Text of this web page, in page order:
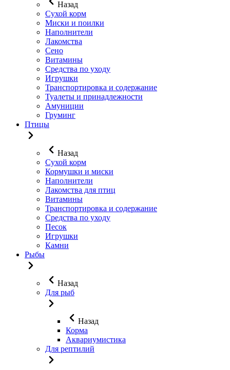
Назад
Сухой корм
Миски и поилки
Наполнители
Лакомства
Сено
Витамины
Средства по уходу
Игрушки
Транспортировка и содержание
Туалеты и принадлежности
Амуниции
Груминг
Птицы
Назад
Сухой корм
Кормушки и миски
Наполнители
Лакомства для птиц
Витамины
Транспортировка и содержание
Средства по уходу
Песок
Игрушки
Камни
Рыбы
Назад
Для рыб
Назад
Корма
Аквариумистика
Для рептилий